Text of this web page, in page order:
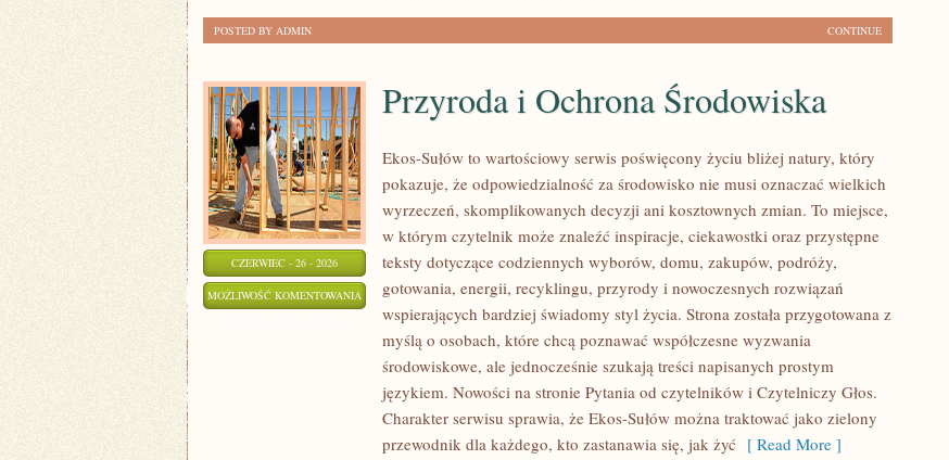
CONTINUE
POSTED BY ADMIN
CZERWIEC - 26 - 2026
MOŻLIWOŚĆ KOMENTOWANIA PRZYRODA
OCHRONA
ŚRODOWISKA
Przyroda i Ochrona Środowiska
Ekos-Sułów to wartościowy serwis poświęcony życiu bliżej natury, który
pokazuje, że odpowiedzialność za środowisko nie musi oznaczać wielkich
wyrzeczeń, skomplikowanych decyzji ani kosztownych zmian. To miejsce,
w którym czytelnik może znaleźć inspiracje, ciekawostki oraz przystępne
teksty dotyczące codziennych wyborów, domu, zakupów, podróży,
gotowania, energii, recyklingu, przyrody i nowoczesnych rozwiązań
wspierających bardziej świadomy styl życia. Strona została przygotowana z
myślą o osobach, które chcą poznawać współczesne wyzwania
środowiskowe, ale jednocześnie szukają treści napisanych prostym
językiem. Nowości na stronie Pytania od czytelników i Czytelniczy Głos.
Charakter serwisu sprawia, że Ekos-Sułów można traktować jako zielony
przewodnik dla każdego, kto zastanawia się, jak żyć [ Read More ]